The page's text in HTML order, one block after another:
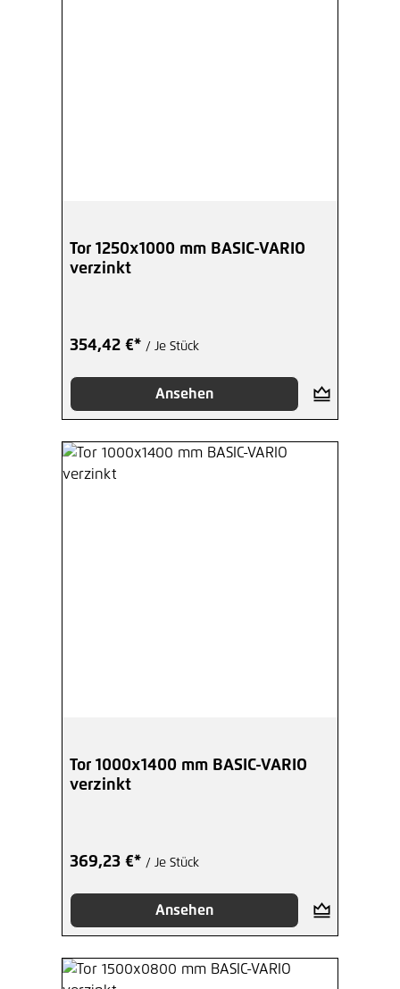
Tor 1250x1000 mm BASIC-VARIO
verzinkt
354,42 €* / Je Stück
Ansehen
Tor 1000x1400 mm BASIC-VARIO
verzinkt
369,23 €* / Je Stück
Ansehen